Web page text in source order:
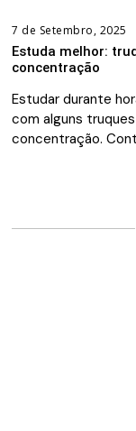
7 de Setembro, 2025
Estuda melhor:
concentração
Estudar durante
com alguns
concentração.